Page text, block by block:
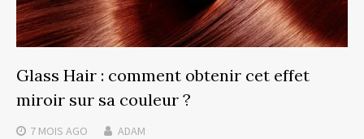
Glass Hair : comment obtenir cet effet
miroir sur sa couleur ?
7 MOIS AGO ADAM